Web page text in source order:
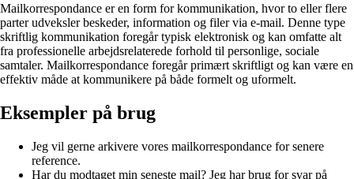
Mailkorrespondance er en form for kommunikation, hvor to eller flere
parter udveksler beskeder, information og filer via e-mail. Denne type
skriftlig kommunikation foregår typisk elektronisk og kan omfatte alt
fra professionelle arbejdsrelaterede forhold til personlige, sociale
samtaler. Mailkorrespondance foregår primært skriftligt og kan være en
effektiv måde at kommunikere på både formelt og uformelt.
Eksempler på brug
Jeg vil gerne arkivere vores mailkorrespondance for senere
reference.
Har du modtaget min seneste mail? Jeg har brug for svar på